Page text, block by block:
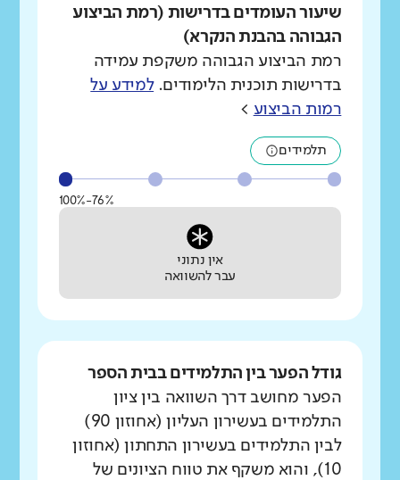
שיעור העומדים בדרישות (רמת הביצוע
הגבוהה בהבנת הנקרא)
רמת הביצוע הגבוהה משקפת עמידה
בדרישות תוכנית הלימודים.למידע על
רמות הביצוע >
תלמידים
76%-100%
אין נתוני
עבר להשוואה
גודל הפער בין התלמידים בבית הספר
הפער מחושב דרך השוואה בין ציון
התלמידים בעשירון העליון (אחוזון 90)
לבין התלמידים בעשירון התחתון (אחוזון
10), והוא משקף את טווח הציונים של